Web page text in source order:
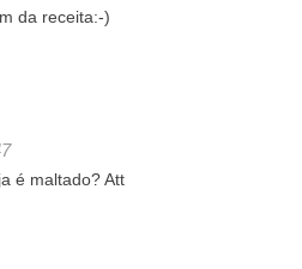
da receita:-)
é maltado? Att